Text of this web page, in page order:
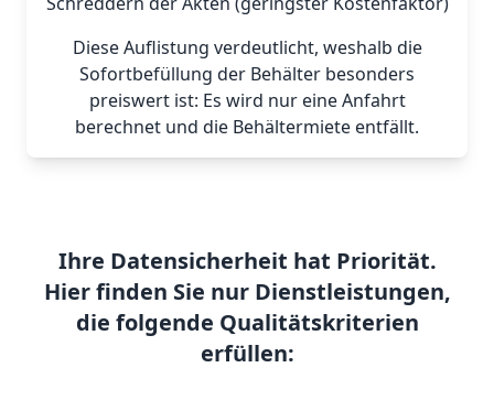
Diese Auflistung verdeutlicht, weshalb die
Sofortbefüllung der Behälter besonders
preiswert ist: Es wird nur eine Anfahrt
berechnet und die Behältermiete entfällt.
Ihre Datensicherheit hat Priorität.
Hier finden Sie nur Dienstleistungen,
die folgende Qualitätskriterien
erfüllen: